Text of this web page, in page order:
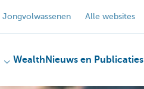
Jongvolwassenen Alle websites
Wealth Nieuws en Publicaties